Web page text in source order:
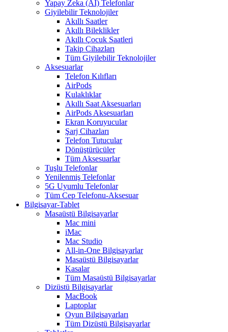
Yapay Zeka (AI) Telefonlar
Giyilebilir Teknolojiler
Akıllı Saatler
Akıllı Bileklikler
Akıllı Çocuk Saatleri
Takip Cihazları
Tüm Giyilebilir Teknolojiler
Aksesuarlar
Telefon Kılıfları
AirPods
Kulaklıklar
Akıllı Saat Aksesuarları
AirPods Aksesuarları
Ekran Koruyucular
Şarj Cihazları
Telefon Tutucular
Dönüştürücüler
Tüm Aksesuarlar
Tuşlu Telefonlar
Yenilenmiş Telefonlar
5G Uyumlu Telefonlar
Tüm Cep Telefonu-Aksesuar
Bilgisayar-Tablet
Masaüstü Bilgisayarlar
Mac mini
iMac
Mac Studio
All-in-One Bilgisayarlar
Masaüstü Bilgisayarlar
Kasalar
Tüm Masaüstü Bilgisayarlar
Dizüstü Bilgisayarlar
MacBook
Laptoplar
Oyun Bilgisayarları
Tüm Dizüstü Bilgisayarlar